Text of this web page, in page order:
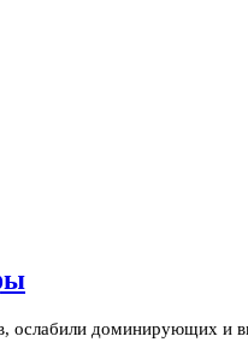
ослабили доминирующих и